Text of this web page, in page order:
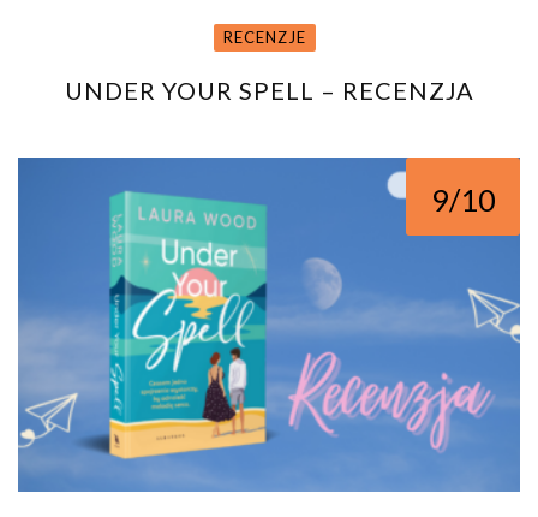
RECENZJE
UNDER YOUR SPELL – RECENZJA
9/10